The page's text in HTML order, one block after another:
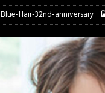
Blue-Hair-32nd-anniversary